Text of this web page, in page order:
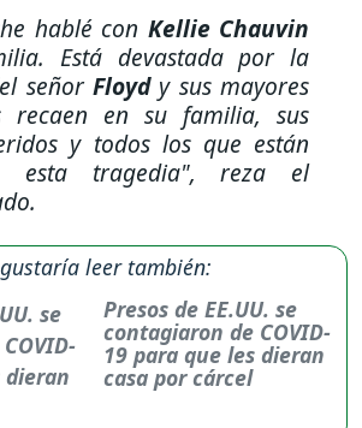
hablé con Kellie Chauvin
Está devastada por la
señor Floyd y sus mayores
recaen en su familia, sus
y todos los que están
esta tragedia", reza el
gustaría leer también:
Presos de EE.UU. se
contagiaron de COVID-
19 para que les dieran
casa por cárcel